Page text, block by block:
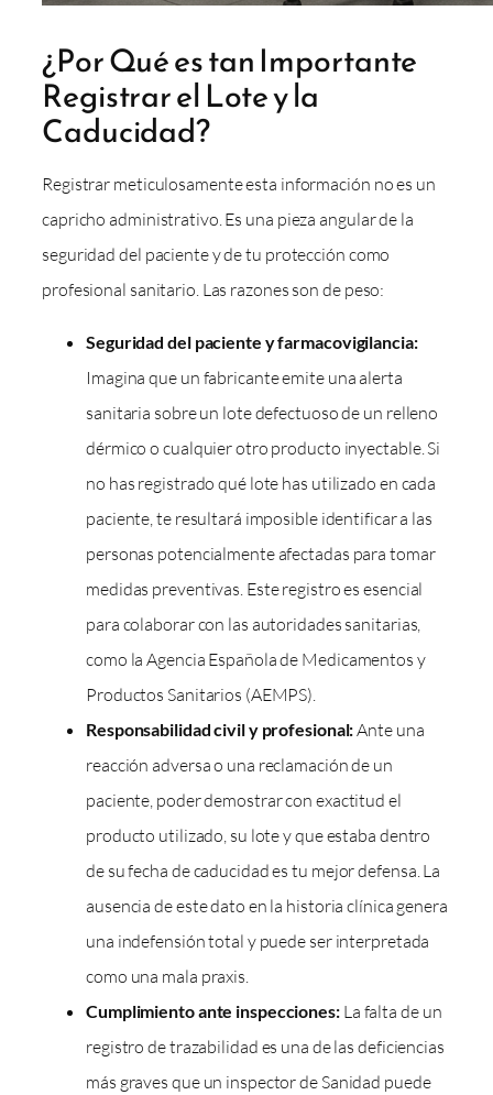
¿Por Qué es tan Importante
Registrar el Lote y la
Caducidad?
Registrar meticulosamente esta información no es un
capricho administrativo. Es una pieza angular de la
seguridad del paciente y de tu protección como
profesional sanitario. Las razones son de peso:
Seguridad del paciente y farmacovigilancia:
Imagina que un fabricante emite una alerta
sanitaria sobre un lote defectuoso de un relleno
dérmico o cualquier otro producto inyectable. Si
no has registrado qué lote has utilizado en cada
paciente, te resultará imposible identificar a las
personas potencialmente afectadas para tomar
medidas preventivas. Este registro es esencial
para colaborar con las autoridades sanitarias,
como la Agencia Española de Medicamentos y
Productos Sanitarios (AEMPS).
Responsabilidad civil y profesional:Ante una
reacción adversa o una reclamación de un
paciente, poder demostrar con exactitud el
producto utilizado, su lote y que estaba dentro
de su fecha de caducidad es tu mejor defensa. La
ausencia de este dato en la historia clínica genera
una indefensión total y puede ser interpretada
como una mala praxis.
Cumplimiento ante inspecciones:La falta de un
registro de trazabilidad es una de las deficiencias
más graves que un inspector de Sanidad puede